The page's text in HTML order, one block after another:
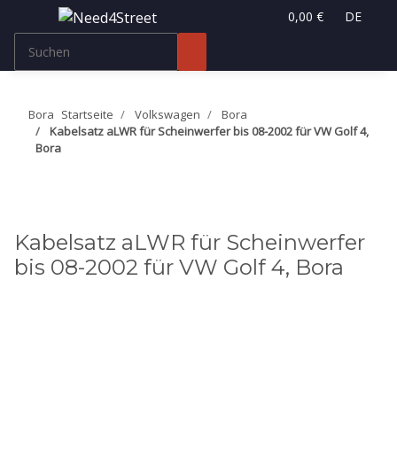
0,00 € DE
Bora Startseite Volkswagen
Bora
Kabelsatz aLWR für Scheinwerfer bis 08-2002 für VW Golf 4,
Bora
Kabelsatz aLWR für Scheinwerfer
bis 08-2002 für VW Golf 4, Bora